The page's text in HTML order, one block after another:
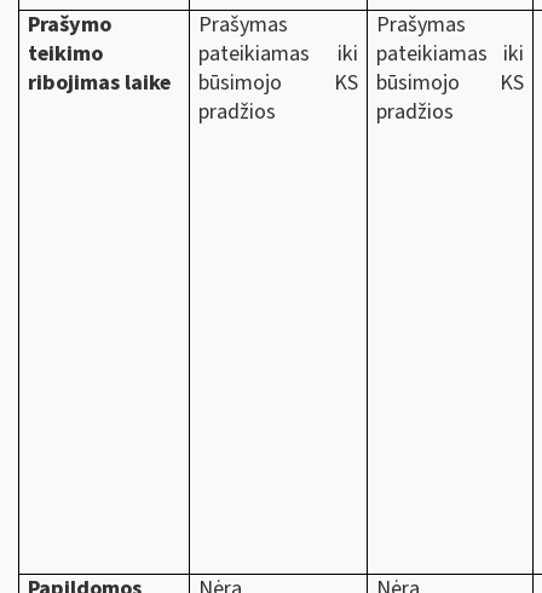
Prašymo
teikimo
ribojimas laike
Prašymas
pateikiamas iki
būsimojo KS
pradžios
Prašymas
pateikiamas iki
būsimojo KS
pradžios